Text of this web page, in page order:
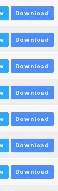
Download
Download
Download
Download
Download
Download
Download